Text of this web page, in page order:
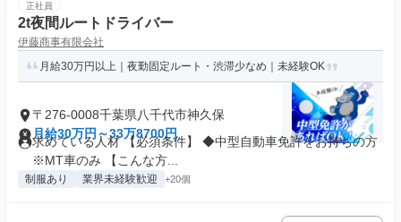
正社員
2t夜間ルートドライバー
伊藤商事有限会社
月給30万円以上｜夜勤固定ルート・渋滞少なめ｜未経験OK
〒276-0008千葉県八千代市神久保
月給30万円～33万8700円
求めている人材 【必須条件】 ◆中型自動車免許をお持ちの方
※MT車のみ 【こんな方...
制服あり 業界未経験歓迎 +20個